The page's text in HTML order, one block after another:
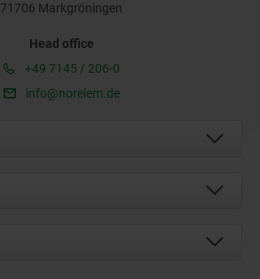
71706 Markgröningen
Head office
+49 7145 / 206-0
info@norelem.de